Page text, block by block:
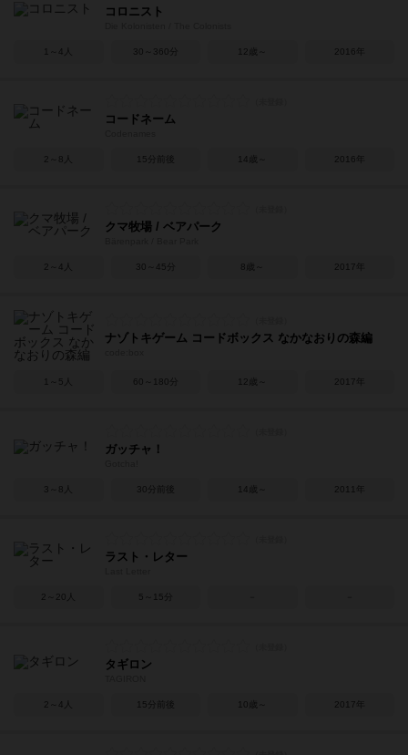
コロニスト
1～4人 30～360分 12歳～ 2016年
コードネーム
2～8人 15分前後 14歳～ 2016年
クマ牧場 / ベアパーク
2～4人 30～45分 8歳～ 2017年
ナゾトキゲーム コードボックス なかなおりの森編
1～5人 60～180分 12歳～ 2017年
ガッチャ！
3～8人 30分前後 14歳～ 2011年
ラスト・レター
2～20人 5～15分
タギロン
2～4人 15分前後 10歳～ 2017年